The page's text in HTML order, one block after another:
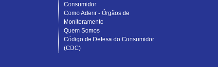
Consumidor
Como Aderir - Órgãos de
Monitoramento
Quem Somos
Código de Defesa do Consumidor
(CDC)